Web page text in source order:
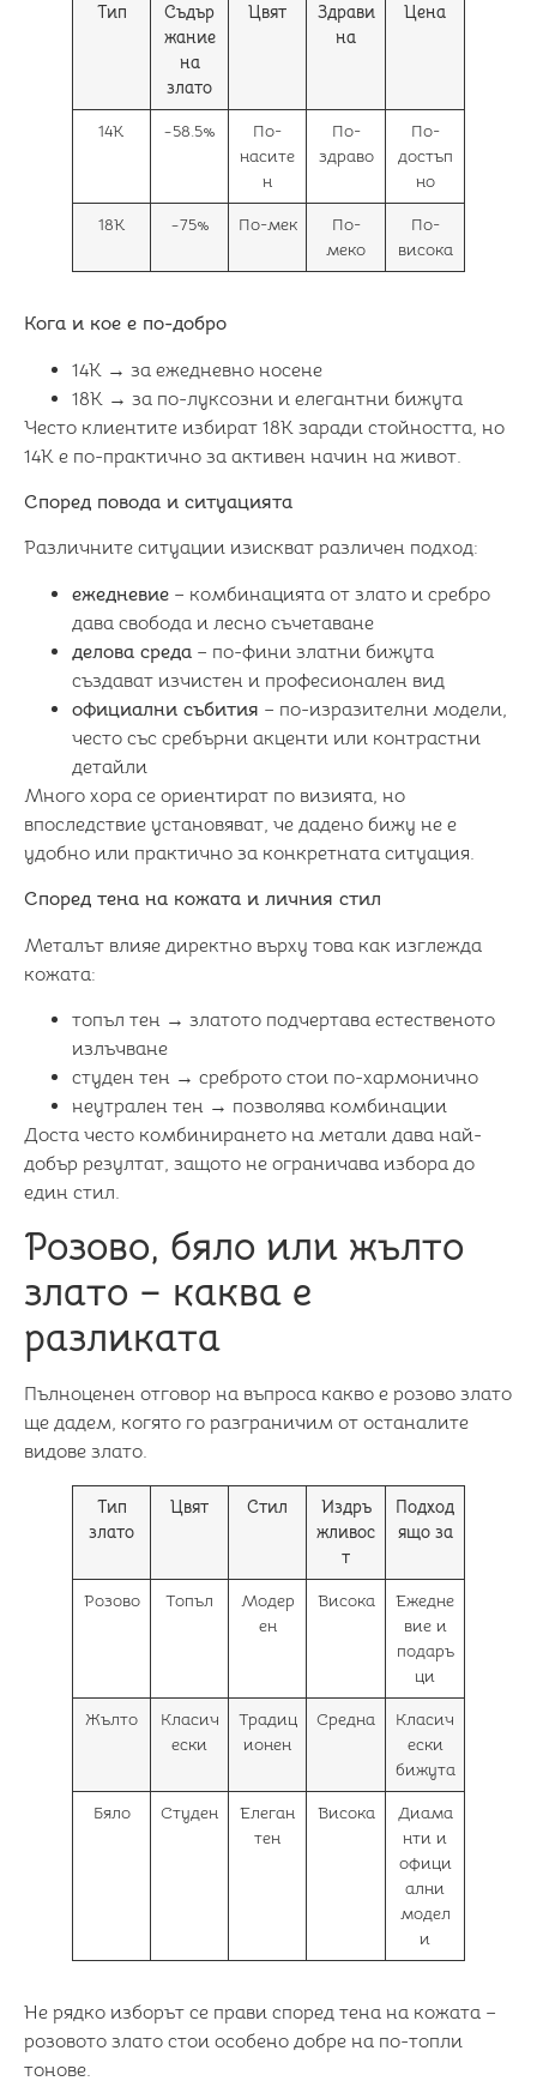
Тип
Съдър
жание
на
злато
Цвят
Здрави
на
Цена
14K ~58.5%
По-
насите
н
По-
здраво
По-
достъп
но
18K
~75% По-мек
По-
меко
По-
висока
Кога и кое е по-добро
14K → за ежедневно носене
18K → за по-луксозни и елегантни бижута
Често клиентите избират 18K заради стойността, но
14K е по-практично за активен начин на живот.
Според повода и ситуацията
Различните ситуации изискват различен подход:
ежедневие – комбинацията от злато и сребро
дава свобода и лесно съчетаване
делова среда – по-фини златни бижута
създават изчистен и професионален вид
официални събития – по-изразителни модели,
често със сребърни акценти или контрастни
детайли
Много хора се ориентират по визията, но
впоследствие установяват, че дадено бижу не е
удобно или практично за конкретната ситуация.
Според тена на кожата и личния стил
Металът влияе директно върху това как изглежда
кожата:
топъл тен → златото подчертава естественото
излъчване
студен тен → среброто стои по-хармонично
неутрален тен → позволява комбинации
Доста често комбинирането на метали дава най-
добър резултат, защото не ограничава избора до
един стил.
Розово, бяло или жълто
злато – каква е
разликата
Пълноценен отговор на въпроса какво е розово злато
ще дадем, когято го разграничим от останалите
видове злато.
Тип
злато
Цвят Стил
Издръ
жливос
т
Подход
ящо за
Розово Топъл
Модер
ен
Висока
Ежедне
вие и
подаръ
ци
Жълто
Класич
ески
Традиц
ионен
Средна
Класич
ески
бижута
Бяло
Студен
Елеган
тен
Висока
Диама
нти и
офици
ални
модел
и
Не рядко изборът се прави според тена на кожата –
розовото злато стои особено добре на по-топли
тонове.